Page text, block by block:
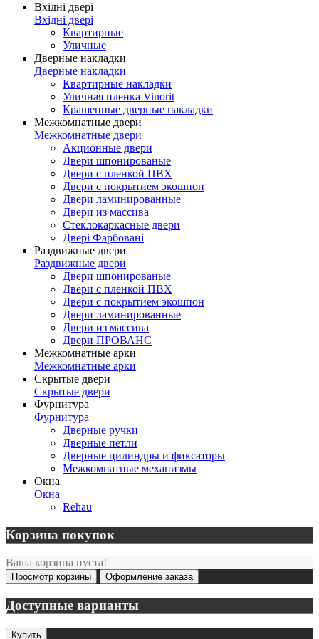
Вхідні двері
Вхідні двері
Квартирные
Уличные
Дверные накладки
Дверные накладки
Квартирные накладки
Уличная пленка Vinorit
Крашенные дверные накладки
Межкомнатные двери
Межкомнатные двери
Акционные двери
Двери шпонированые
Двери с пленкой ПВХ
Двери с покрытием экошпон
Двери ламинированные
Двери из массива
Стеклокаркасные двери
Двері Фарбовані
Раздвижные двери
Раздвижные двери
Двери шпонированые
Двери с пленкой ПВХ
Двери с покрытием экошпон
Двери ламинированные
Двери из массива
Двери ПРОВАНС
Межкомнатные арки
Межкомнатные арки
Скрытые двери
Скрытые двери
Фурнитура
Фурнитура
Дверные ручки
Дверные петли
Дверные цилиндры и фиксаторы
Межкомнатные механизмы
Окна
Окна
Rehau
Корзина покупок
Ваша корзина пуста!
Просмотр корзины Оформление заказа
Доступные варианты